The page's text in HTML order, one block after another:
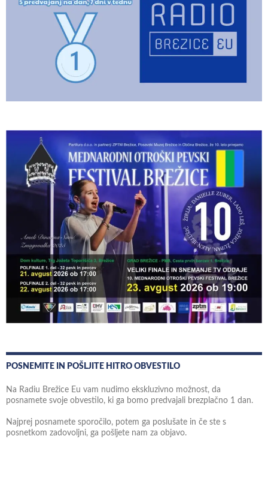
POSNEMITE IN POŠLJITE HITRO OBVESTILO
Na Radiu Brežice Eu vam nudimo ekskluzivno možnost, da
posnamete svoje obvestilo, ki ga bomo predvajali brezplačno 1 dan.
Najprej posnamete sporočilo, potem ga poslušate in če ste s
posnetkom zadovoljni, ga pošljete nam za objavo.